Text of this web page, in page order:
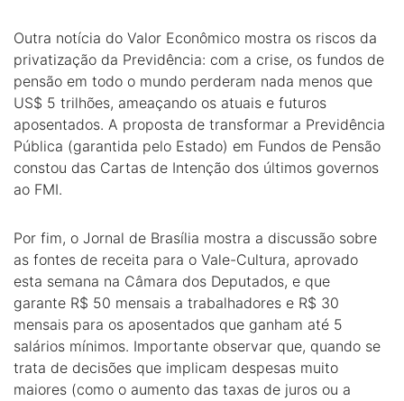
Outra notícia do Valor Econômico mostra os riscos da
privatização da Previdência: com a crise, os fundos de
pensão em todo o mundo perderam nada menos que
US$ 5 trilhões, ameaçando os atuais e futuros
aposentados. A proposta de transformar a Previdência
Pública (garantida pelo Estado) em Fundos de Pensão
constou das Cartas de Intenção dos últimos governos
ao FMI.
Por fim, o Jornal de Brasília mostra a discussão sobre
as fontes de receita para o Vale-Cultura, aprovado
esta semana na Câmara dos Deputados, e que
garante R$ 50 mensais a trabalhadores e R$ 30
mensais para os aposentados que ganham até 5
salários mínimos. Importante observar que, quando se
trata de decisões que implicam despesas muito
maiores (como o aumento das taxas de juros ou a